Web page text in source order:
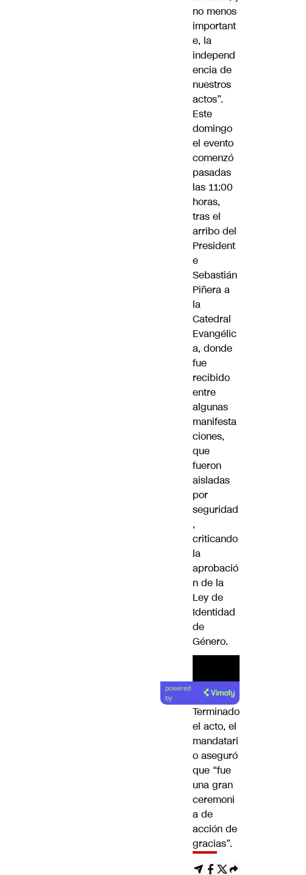
no menos
important
e, la
independ
encia de
nuestros
actos”.
Este
domingo
el evento
comenzó
pasadas
las 11:00
horas,
tras el
arribo del
President
e
Sebastián
Piñera a
la
Catedral
Evangélic
a, donde
fue
recibido
entre
algunas
manifesta
ciones,
que
fueron
aisladas
por
seguridad
,
criticando
la
aprobació
n de la
Ley de
Identidad
de
Género.
powered
by
Terminado
el acto, el
mandatari
o aseguró
que “fue
una gran
ceremoni
a de
acción de
gracias”.